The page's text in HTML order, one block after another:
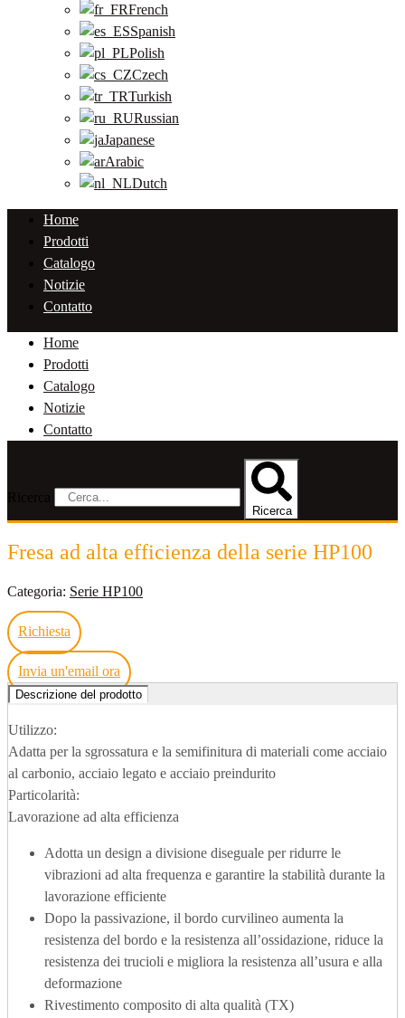
French
Spanish
Polish
Czech
Turkish
Russian
Japanese
Arabic
Dutch
Home
Prodotti
Catalogo
Notizie
Contatto
Home
Prodotti
Catalogo
Notizie
Contatto
Ricerca
Fresa ad alta efficienza della serie HP100
Categoria: Serie HP100
Richiesta
Invia un'email ora
Descrizione del prodotto
Utilizzo:
Adatta per la sgrossatura e la semifinitura di materiali come acciaio
al carbonio, acciaio legato e acciaio preindurito
Particolarità:
Lavorazione ad alta efficienza
Adotta un design a divisione diseguale per ridurre le
vibrazioni ad alta frequenza e garantire la stabilità durante la
lavorazione efficiente
Dopo la passivazione, il bordo curvilineo aumenta la
resistenza del bordo e la resistenza all’ossidazione, riduce la
resistenza dei trucioli e migliora la resistenza all’usura e alla
deformazione
Rivestimento composito di alta qualità (TX)